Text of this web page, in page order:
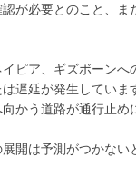
が必要とのこと、
ピア、ギズボーン
遅延が発生していま
かう道路が通行止め
開は予測がつかな